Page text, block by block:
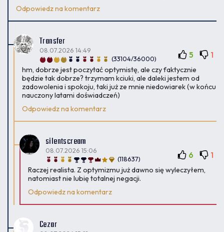
Odpowiedz na komentarz
Transfer
(33104/36000)
08.07.2026 14:49 5 1
hm, dobrze jest poczytać optymistę, ale czy faktycznie
będzie tak dobrze? trzymam kciuki, ale daleki jestem od
zadowolenia i spokoju, taki już ze mnie niedowiarek (w końcu
nauczony latami doświadczeń)
Odpowiedz na komentarz
silentscream
(118637)
08.07.2026 15:06 6 1
Raczej realista. Z optymizmu już dawno się wyleczyłem,
natomiast nie lubię totalnej negacji.
Odpowiedz na komentarz
Cezar